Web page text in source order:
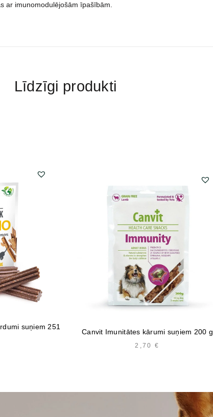
ar imunomodulējošām īpašībām.
Līdzīgi produkti
suņiem 251
Canvit Imunitātes kārumi suņiem 200 g
2,70€